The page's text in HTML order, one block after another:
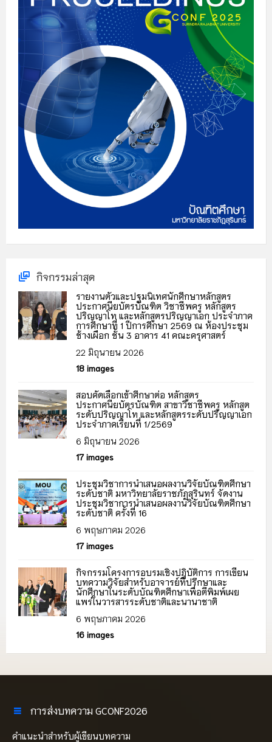
กิจกรรมล่าสุด
รายงานตัวและปฐมนิเทศนักศึกษาหลักสูตร
ประกาศนียบัตรบัณฑิต วิชาชีพครู หลักสูตร
ปริญญาโท และหลักสูตรปริญญาเอก ประจำภาค
การศึกษาที่ 1 ปีการศึกษา 2569 ณ ห้องประชุม
ช้างเผือก ชั้น 3 อาคาร 41 คณะครุศาสตร์
22 มิถุนายน 2026
18 images
สอบคัดเลือกเข้าศึกษาต่อ หลักสูตร
ประกาศนียบัตรบัณฑิต สาขาวิชาชีพครู หลักสูต
ระดับปริญญาโท และหลักสูตรระดับปริญญาเอก
ประจำภาคเรียนที่ 1/2569
6 มิถุนายน 2026
17 images
ประชุมวิชาการนำเสนอผลงานวิจัยบัณฑิตศึกษา
ระดับชาติ มหาวิทยาลัยราชภัฏสุรินทร์ จัดงาน
ประชุมวิชาการนำเสนอผลงานวิจัยบัณฑิตศึกษา
ระดับชาติ ครั้งที่ 16
6 พฤษภาคม 2026
17 images
กิจกรรมโครงการอบรมเชิงปฏิบัติการ การเขียน
บทความวิจัยสำหรับอาจารย์ที่ปรึกษาและ
นักศึกษาในระดับบัณฑิตศึกษาเพื่อตีพิมพ์เผย
แพร่ในวารสารระดับชาติและนานาชาติ
6 พฤษภาคม 2026
16 images
การส่งบทความ GCONF2026
คำแนะนำสำหรับผู้เขียนบทความ